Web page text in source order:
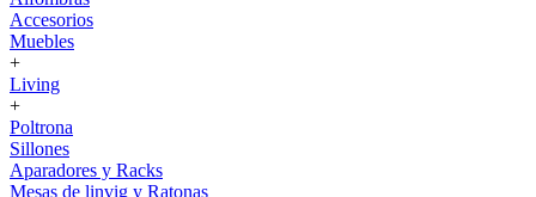
Accesorios
Muebles
+
Living
+
Poltrona
Sillones
Aparadores y Racks
Mesas de linvig y Ratonas